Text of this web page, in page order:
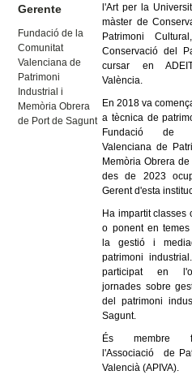
Gerente
Fundació de la
Comunitat
Valenciana de
Patrimoni
Industrial i
Memòria Obrera
de Port de Sagunt
l'Art per la
màster de
Patrimoni
Conservació del
cursar en
València.
En 2018 va
a tècnica de
Fundació de
Valenciana de
Memòria Obrera
des de 2023
Gerent d'esta
Ha impartit classes
o ponent en
la gestió i
patrimoni
participat en
jornades sobre
del patrimoni
Sagunt.
És membre
l'Associació de
Valencià (APIVA).